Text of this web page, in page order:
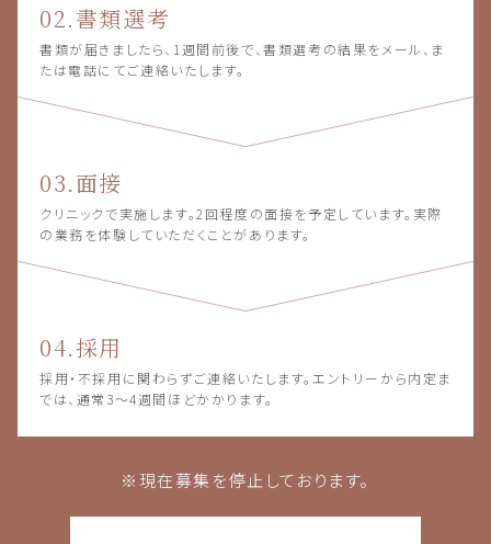
02.書類選考
書類が届きましたら、1週間前後で、書類選考の結果をメール、ま
たは電話にてご連絡いたします。
03.面接
クリニックで実施します。2回程度の面接を予定しています。実際
の業務を体験していただくことがあります。
04.採用
採用・不採用に関わらずご連絡いたします。エントリーから内定ま
では、通常3〜4週間ほどかかります。
※現在募集を停止しております。